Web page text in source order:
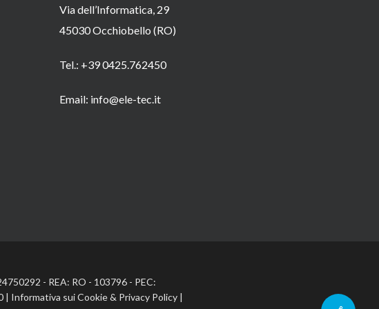
Via dell’Informatica, 29
45030 Occhiobello (RO)
Tel.: +39 0425.762450
Email: info@ele-tec.it
- REA: RO - 103796 - PEC:
| Informativa sui Cookie& Privacy Policy|